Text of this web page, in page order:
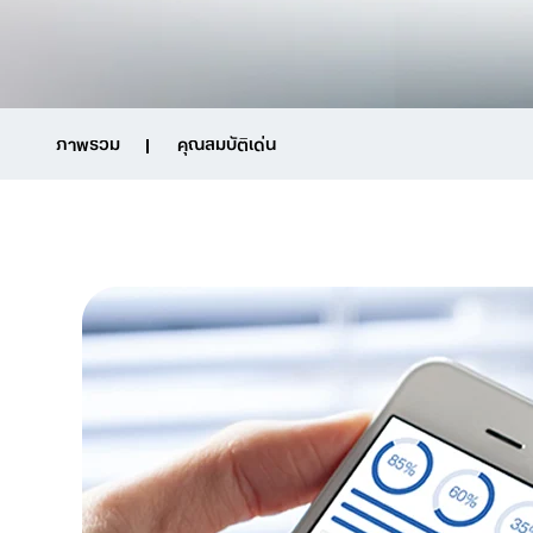
ภาพรวม คุณสมบัติเด่น